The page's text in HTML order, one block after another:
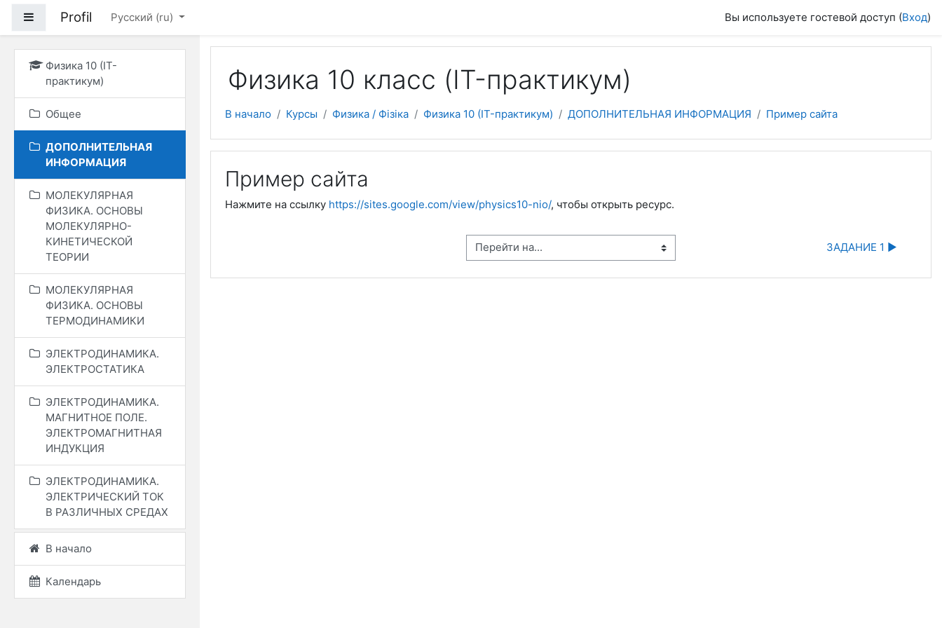
Боковая панель
Profil Русский ‎(ru)‎ Вы используете гостевой доступ (Вход)
Физика 10 (IT-
практикум)
Общее
ДОПОЛНИТЕЛЬНАЯ
ИНФОРМАЦИЯ
МОЛЕКУЛЯРНАЯ
ФИЗИКА. ОСНОВЫ
МОЛЕКУЛЯРНО-
КИНЕТИЧЕСКОЙ
ТЕОРИИ
МОЛЕКУЛЯРНАЯ
ФИЗИКА. ОСНОВЫ
ТЕРМОДИНАМИКИ
ЭЛЕКТРОДИНАМИКА.
ЭЛЕКТРОСТАТИКА
ЭЛЕКТРОДИНАМИКА.
МАГНИТНОЕ ПОЛЕ.
ЭЛЕКТРОМАГНИТНАЯ
ИНДУКЦИЯ
ЭЛЕКТРОДИНАМИКА.
ЭЛЕКТРИЧЕСКИЙ ТОК
В РАЗЛИЧНЫХ СРЕДАХ
В начало
Календарь
Физика 10 класс (IT-практикум)
В начало Курсы Физика / Фізіка Физика 10 (IT-практикум) ДОПОЛНИТЕЛЬНАЯ ИНФОРМАЦИЯ Пример сайта
Пример сайта
Нажмите на ссылку https://sites.google.com/view/physics10-nio/, чтобы открыть ресурс.
Перейти на... ЗАДАНИЕ 1 ▶︎